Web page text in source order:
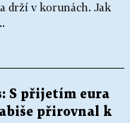
drží v korunách. Jak
S přijetím eura
přirovnal k